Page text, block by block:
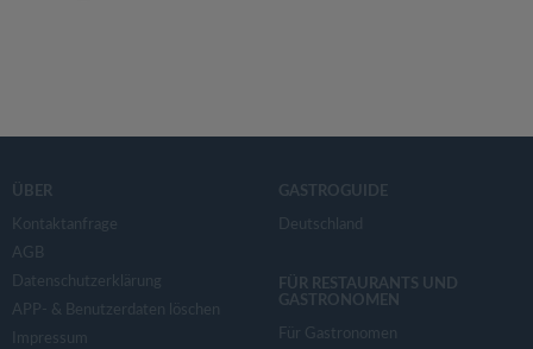
ÜBER
Kontaktanfrage
AGB
Datenschutzerklärung
APP- & Benutzerdaten löschen
Impressum
GASTROGUIDE
Deutschland
FÜR RESTAURANTS UND
GASTRONOMEN
Für Gastronomen